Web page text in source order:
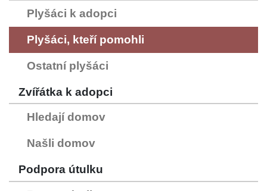
Plyšáci k adopci
Plyšáci, kteří pomohli
Ostatní plyšáci
Zvířátka k adopci
Hledají domov
Našli domov
Podpora útulku